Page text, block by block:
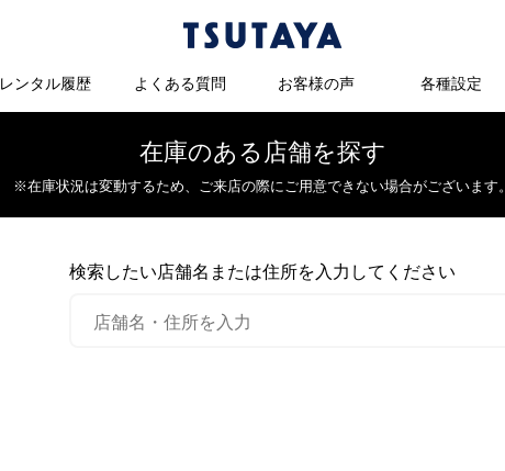
レンタル履歴 よくある質問 お客様の声 各種設定
在庫のある店舗を探す
※在庫状況は変動するため、 ご来店の際にご用意できない場合がございます。
検索したい店舗名または住所を入力してください